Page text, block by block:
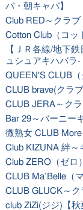
バ・朝キャバ】
Club RED～クラブ
Cotton Club（コッ
【ＪＲ各線/地下
ュシュアキハバラ-
QUEEN'S CLUB（
CLUB brave(クラ
CLUB JERA～ク
Bar 29～バーニー
微熟女 CLUB
Club KIZUNA 絆～
Club ZERO（ゼロ
CLUB Ma’Belle（
CLUB GLUCK～ク
club ZiZi(ジジ)【秋